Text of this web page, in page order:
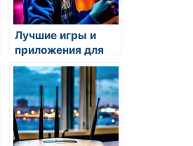
Лучшие игры и
приложения для
операционной
системы Android
на AndroidReset.ru